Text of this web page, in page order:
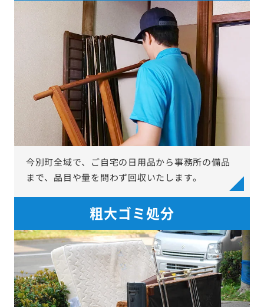
今別町全域で、ご自宅の日用品から事務所の備品
まで、品目や量を問わず回収いたします。
粗大ゴミ処分